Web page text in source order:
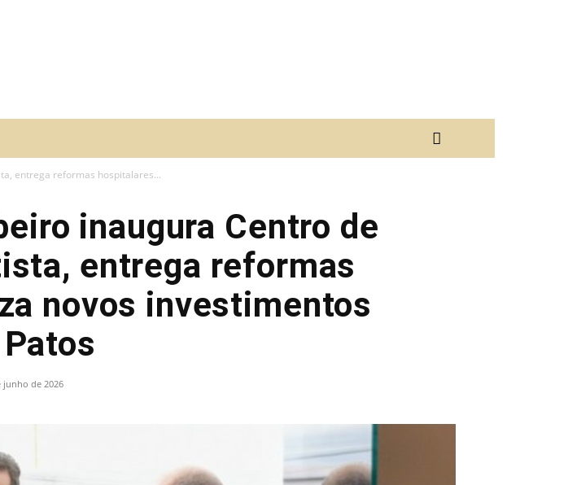
entrega reformas hospitalares...
inaugura Centro de
entrega reformas
novos investimentos
junho de 2026